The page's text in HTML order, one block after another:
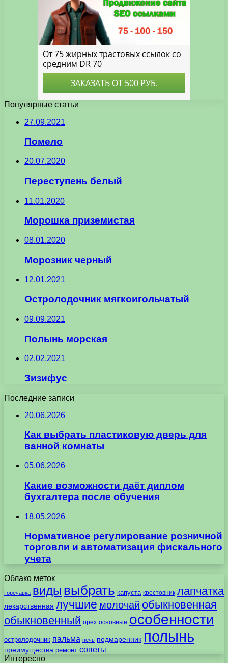
Популярные статьи
27.09.2021
Помело
20.07.2020
Переступень белый
11.01.2020
Морошка приземистая
08.01.2020
Морозник черный
12.01.2021
Остролодочник мягкоигольчатый
09.09.2021
Полынь морская
02.02.2021
Зизифус
Последние записи
20.06.2026
Как выбрать пластиковую дверь для
ванной комнаты
05.06.2026
Какие возможности даёт диплом
бухгалтера после обучения
18.05.2026
Нормативное регулирование розничной
торговли и автоматизация фискального
учета
Облако меток
Горечавка виды выбрать капуста крестовник лапчатка
лекарственная лучшие молочай обыкновенная
обыкновенный орех основные особенности
остролодочник пальма печь подмаренник полынь
преимущества ремонт советы
Интересно